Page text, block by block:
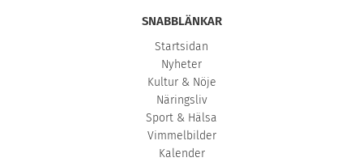
SNABBLÄNKAR
Startsidan
Nyheter
Kultur & Nöje
Näringsliv
Sport & Hälsa
Vimmelbilder
Kalender